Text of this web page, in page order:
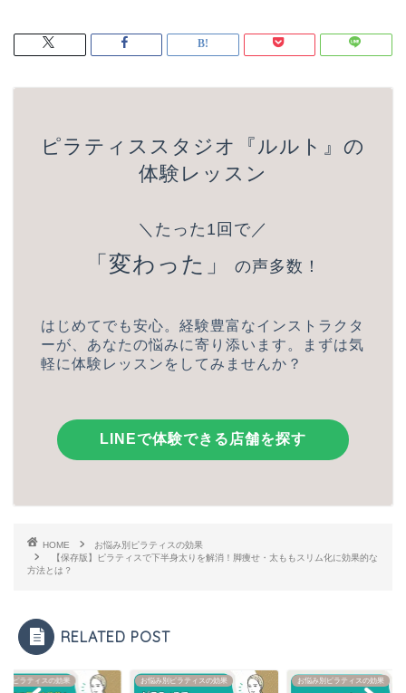
ピラティススタジオ『ルルト』の
体験レッスン
＼たった1回で／
「変わった」 の声多数！
はじめてでも安心。経験豊富なインストラクタ
ーが、あなたの悩みに寄り添います。まずは気
軽に体験レッスンをしてみませんか？
LINEで体験できる店舗を探す
HOME
お悩み別ピラティスの効果
【保存版】ピラティスで下半身太りを解消！脚痩せ・太ももスリム化に効果的な
方法とは？
RELATED POST
別ピラティスの効果 お悩み別ピラティスの効果 お悩み別ピラティスの効果